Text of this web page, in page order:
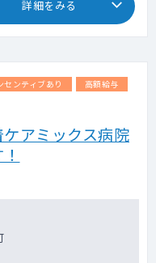
詳細をみる
センティブあり
高額給与
アミックス病院